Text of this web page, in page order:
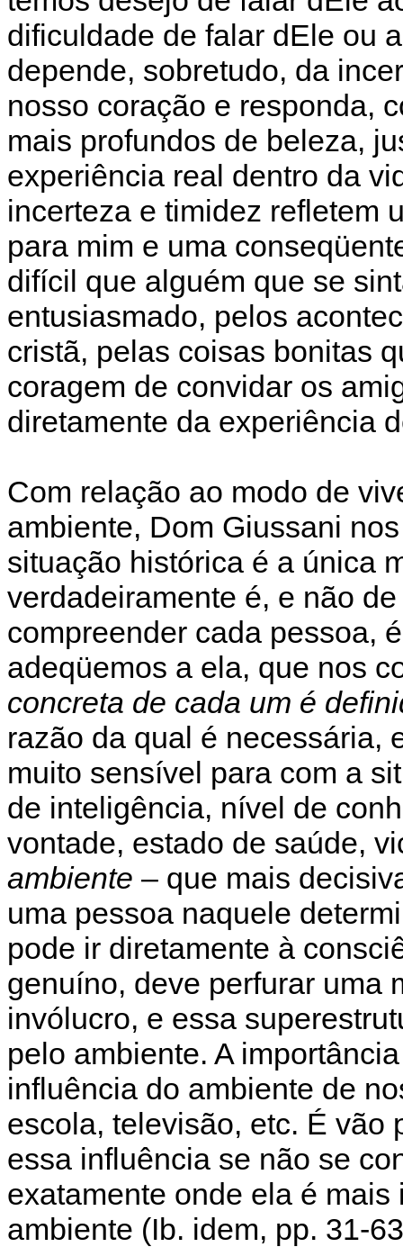
dificuldade de falar dEle ou
depende, sobretudo, da
nosso coração e responda,
mais profundos de beleza,
experiência real dentro da
incerteza e timidez refletem
para mim e uma
difícil que alguém que se
entusiasmado, pelos
cristã, pelas coisas bonitas
coragem de convidar os
diretamente da experiência
Com relação ao modo de
ambiente, Dom Giussani
situação histórica é a única
verdadeiramente é, e não
compreender cada pessoa,
adeqüemos a ela, que nos
concreta de cada um é
razão da qual é necessária,
muito sensível para com a
de inteligência, nível de
vontade, estado de saúde,
ambiente – que mais
uma pessoa naquele
pode ir diretamente à
genuíno, deve perfurar uma
invólucro, e essa
pelo ambiente. A
influência do ambiente de
escola, televisão, etc. É vão
essa influência se não se
exatamente onde ela é
ambiente (Ib. idem, pp. 31-